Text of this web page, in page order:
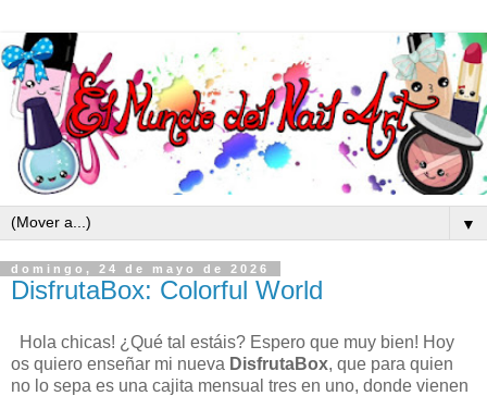
▼
domingo, 24 de mayo de 2026
DisfrutaBox: Colorful World
Hola chicas! ¿Qué tal estáis? Espero que muy bien! Hoy
os quiero enseñar mi nueva DisfrutaBox, que para quien
no lo sepa es una cajita mensual tres en uno, donde vienen